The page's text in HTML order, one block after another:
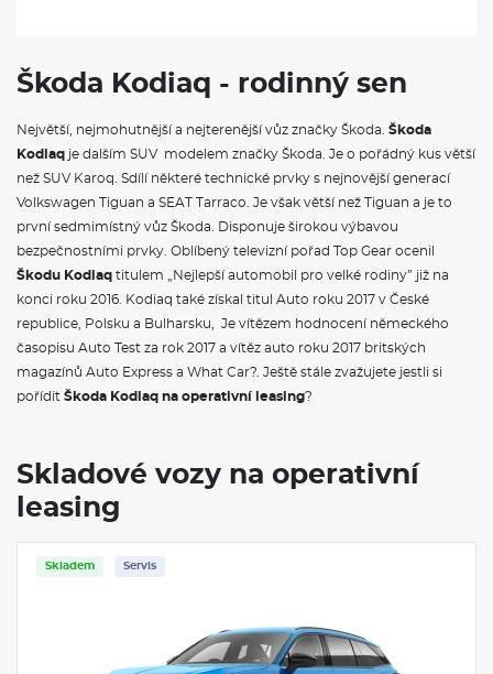
Škoda Kodiaq - rodinný sen
Největší, nejmohutnější a nejterenější vůz značky Škoda. Škoda
Kodiaq je dalším SUV modelem značky Škoda. Je o pořádný kus větší
než SUV Karoq. Sdílí některé technické prvky s nejnovější generací
Volkswagen Tiguan a SEAT Tarraco. Je však větší než Tiguan a je to
první sedmimístný vůz Škoda. Disponuje širokou výbavou
bezpečnostními prvky. Oblíbený televizní pořad Top Gear ocenil
Škodu Kodiaq titulem „Nejlepší automobil pro velké rodiny” již na
konci roku 2016. Kodiaq také získal titul Auto roku 2017 v České
republice, Polsku a Bulharsku, Je vítězem hodnocení německého
časopisu Auto Test za rok 2017 a vítěz auto roku 2017 britských
magazínů Auto Express a What Car?. Ještě stále zvažujete jestli si
pořídit Škoda Kodiaq na operativní leasing?
Skladové vozy na operativní
leasing
Skladem Servis